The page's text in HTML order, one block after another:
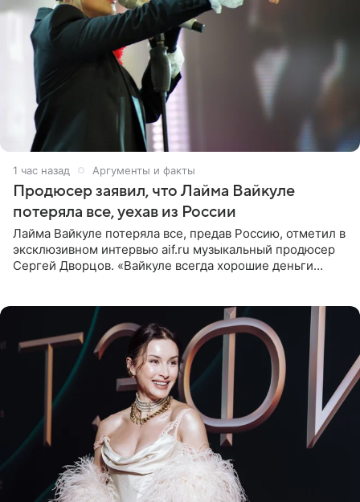
1 час назад Аргументы и факты
Продюсер заявил, что Лайма Вайкуле
потеряла все, уехав из России
Лайма Вайкуле потеряла все, предав Россию, отметил в
эксклюзивном интервью aif.ru музыкальный продюсер
Сергей Дворцов. «Вайкуле всегда хорошие деньги